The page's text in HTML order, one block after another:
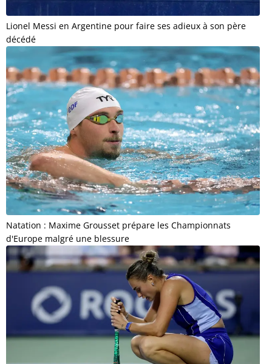
Lionel Messi en Argentine pour faire ses adieux à son père
décédé
Natation : Maxime Grousset prépare les Championnats
d'Europe malgré une blessure